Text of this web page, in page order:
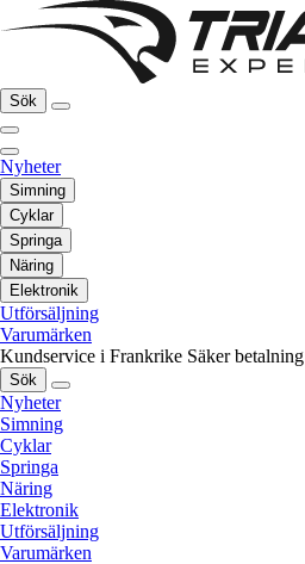
Sök
Nyheter
Simning
Cyklar
Springa
Näring
Elektronik
Utförsäljning
Varumärken
Kundservice i Frankrike Säker betalning
Sök
Nyheter
Simning
Cyklar
Springa
Näring
Elektronik
Utförsäljning
Varumärken